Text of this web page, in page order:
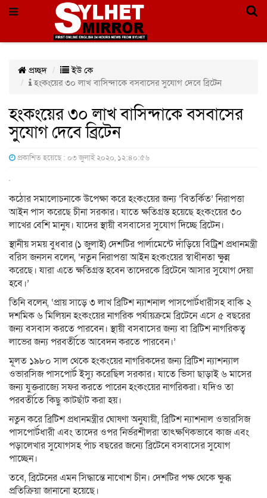
প্রচ্ছদ
ইউ কে
হংকংয়ের ৩০ লাখ বাসিন্দাকে বসবাসের সুযোগ দেবে ব্রিটেন
হংকংয়ের ৩০ লাখ বাসিন্দাকে বসবাসের
সুযোগ দেবে ব্রিটেন
প্রকাশিত হয়েছে : ০৩ জুলাই ২০২০, ১২:৪০:৫৬
কঠোর সমালোচনাকে উপেক্ষা করে হংকংয়ের জন্য ‘বিতর্কিত’ নিরাপত্তা
আইন পাস করেছে চীনা সরকার। যাতে ক্ষতিগ্রস্ত হয়েছে হংকংয়ের ৩০
লাখের বেশি মানুষ। যাদের স্থায়ী বসবাসের সুযোগ দিচ্ছে ব্রিটেন।
স্থানীয় সময় বুধবার (১ জুলাই) দেশটির পার্লামেন্টে দাঁড়িয়ে বিট্রিশ প্রধানমন্ত্রী
বরিস জনসন বলেন, ‘নতুন নিরাপত্তা আইন হংকংয়ের স্বাধীনতা ক্ষুন্ন
করেছে। যারা এতে ক্ষতিগ্রস্ত হবেন তাদেরকে ব্রিটেনে আসার সুযোগ দেয়া
হবে।’
তিনি বলেন, ‘প্রায় সাড়ে ৩ লাখ ব্রিটিশ ন্যাশনাল পাসপোর্টধারীসহ বাকি ২
দশমিক ৬ মিলিয়ন হংকংয়ের নাগরিক পর্যায়ক্রমে ব্রিটেনে এসে ৫ বছরের
জন্য বসবাস করতে পারবেন। স্থায়ী বসবাসের জন্য বা ব্রিটিশ নাগরিকত্ব
লাভের জন্য পরবর্তীতে আবেদন করতে পারবেন।’
মূলত ১৯৮০ সাল থেকে হংকংয়ের নাগরিকদের জন্য ব্রিটিশ ন্যাশন্যাল
ওভারসিজ পাসপোর্ট ইস্যু করেছিল সরকার। যাতে ভিসা ছাড়াই ৬ মাসের
জন্য যুক্তরাজ্যে সফর করতে পারেন হংকংয়ের নাগরিকরা। যদিও তা
পরবর্তীতে কিছু কাটছাঁট করা হয়।
নতুন করে ব্রিটিশ প্রধানমন্ত্রীর ঘোষণা অনুযায়ী, ব্রিটিশ ন্যাশনাল ওভারসিজ
পাসপোর্টধারী এবং তাদের ওপর নির্ভরশীলরা তাৎক্ষণিকভাবে কাজ এবং
পড়ালেখার সুযোগসহ পাঁচ বছরের জন্যে ব্রিটেনে বসবাসের সুযোগ
পাচ্ছেন।
তবে, ব্রিটেনের এমন সিদ্ধান্তে নাখোশ চীন। দেশটির পক্ষ থেকে ক্ষুব্ধ
প্রতিক্রিয়া জানানো হয়েছে।